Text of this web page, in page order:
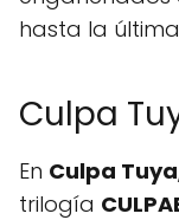
hasta la
Culpa
En Culpa Tuya
trilogía